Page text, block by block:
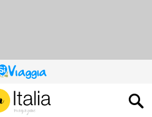
QUESTO
SITO
CONTRIBUISCE
ALL’AUDIENCE
DI